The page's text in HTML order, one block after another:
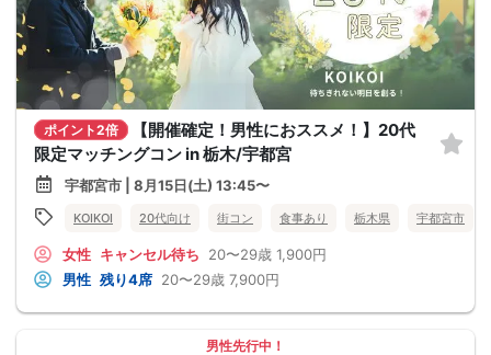
ポイント2倍
【開催確定！男性におススメ！】20代
限定マッチングコン in 栃木/宇都宮
宇都宮市 | 8月15日(土) 13:45〜
KOIKOI 20代向け 街コン 食事あり 栃木県 宇都宮市
女性 キャンセル待ち 20〜29歳 1,900円
男性 残り4席 20〜29歳 7,900円
男性先行中！